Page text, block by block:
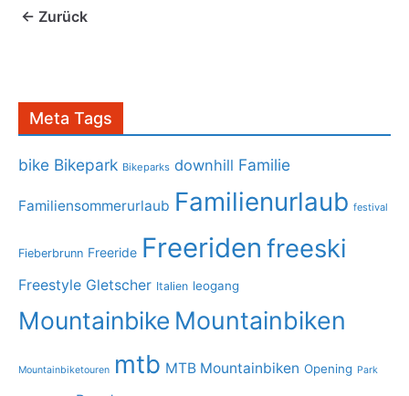
← Zurück
Meta Tags
bike Bikepark Bikeparks downhill Familie
Familiensommerurlaub Familienurlaub festival
Fieberbrunn Freeride Freeriden freeski
Freestyle Gletscher Italien leogang
Mountainbike Mountainbiken
Mountainbiketouren mtb MTB Mountainbiken Opening Park